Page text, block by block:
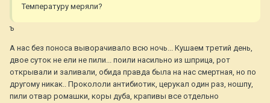
Температуру меряли?
ъ
А нас без поноса выворачивало всю ночь... Кушаем третий день,
двое суток не ели не пили... поили насильно из шприца, рот
открывали и заливали, обида правда была на нас смертная, но по
другому никак.. Прокололи антибиотик, церукал один раз, ношпу,
пили отвар ромашки, коры дуба, крапивы все отдельно